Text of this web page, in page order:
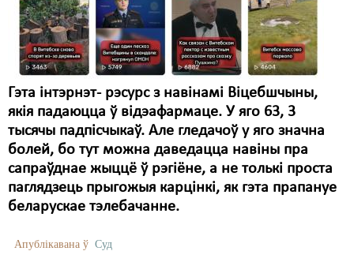
Гэта інтэрнэт- рэсурс з навінамі Віцебшчыны,
якія падаюцца ў відэафармаце. У яго 63, 3
тысячы падпісчыкаў. Але гледачоў у яго значна
болей, бо тут можна даведацца навіны пра
сапраўднае жыццё ў рэгіёне, а не толькі проста
паглядзець прыгожыя карцінкі, як гэта прапануе
беларускае тэлебачанне.
Апублікавана ў Суд